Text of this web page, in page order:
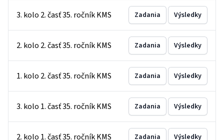
3. kolo 2. časť 35. ročník KMS Zadania Výsledky
2. kolo 2. časť 35. ročník KMS Zadania Výsledky
1. kolo 2. časť 35. ročník KMS Zadania Výsledky
3. kolo 1. časť 35. ročník KMS Zadania Výsledky
2. kolo 1. časť 35. ročník KMS Zadania Výsledky